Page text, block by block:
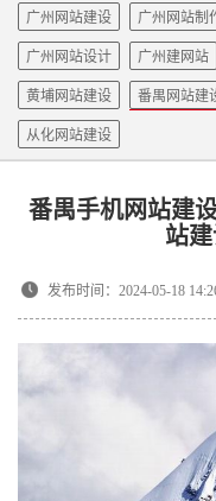
广州网站建设 广州网站制
广州网站设计 广州建网站
黄埔网站建设 番禺网站建
从化网站建设
番禺手机网站建
站建
发布时间：2024-05-18